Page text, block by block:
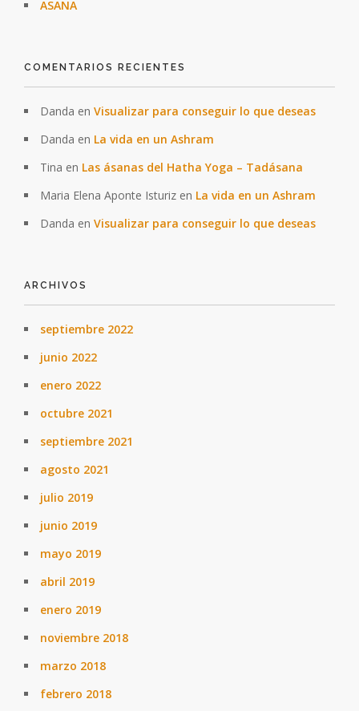
ASANA
COMENTARIOS RECIENTES
Danda en Visualizar para conseguir lo que deseas
Danda en La vida en un Ashram
Tina en Las ásanas del Hatha Yoga – Tadásana
Maria Elena Aponte Isturiz en La vida en un Ashram
Danda en Visualizar para conseguir lo que deseas
ARCHIVOS
septiembre 2022
junio 2022
enero 2022
octubre 2021
septiembre 2021
agosto 2021
julio 2019
junio 2019
mayo 2019
abril 2019
enero 2019
noviembre 2018
marzo 2018
febrero 2018